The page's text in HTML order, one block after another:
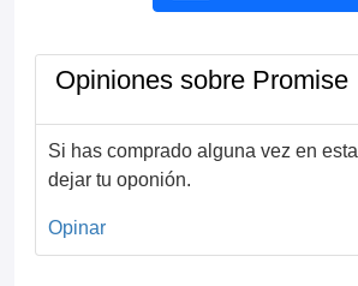
Opiniones sobre Promise
Si has comprado alguna vez en
dejar tu oponión.
Opinar